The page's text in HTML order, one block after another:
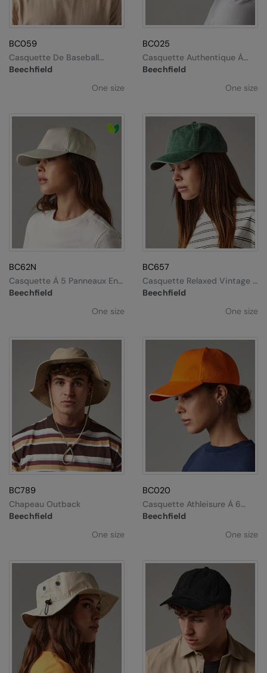
Splashmacs
Stanley / Stella
Stanley Workwear
TheMagicTouch
Towel City
TriDri®
Under Armour
Under Armour Golf
Westford Mill
Xpres
BC059
Beechfield
Casquette De Baseball
Authentique
One size
BC025
Beechfield
Casquette Authentique À
5 Panneaux
One size
BC62N
Beechfield
Casquette À 5 Panneaux En
Coton Biologique
One size
BC657
Beechfield
Casquette Relaxed Vintage 5
Panneaux
One size
BC789
Beechfield
Chapeau Outback
One size
BC020
Beechfield
Casquette Athleisure À 6
Panneaux
One size